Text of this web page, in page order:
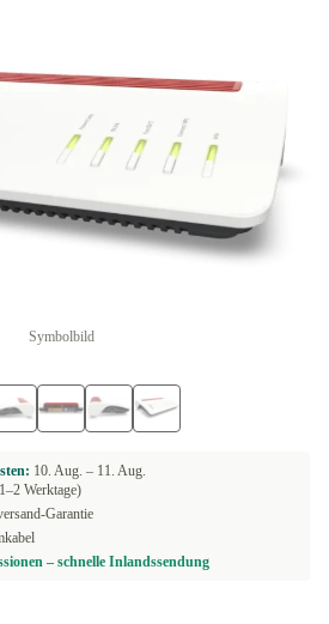
Symbolbild
10. Aug. – 11. Aug.
Werktage)
Garantie
– schnelle Inlandssendung